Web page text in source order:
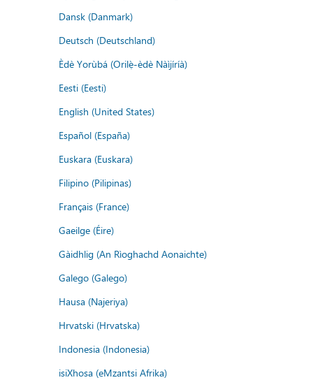
Dansk (Danmark)
Deutsch (Deutschland)
Èdè Yorùbá (Orilẹ̀-èdè Nàìjíríà)
Eesti (Eesti)
English (United States)
Español (España)
Euskara (Euskara)
Filipino (Pilipinas)
Français (France)
Gaeilge (Éire)
Gàidhlig (An Rìoghachd Aonaichte)
Galego (Galego)
Hausa (Najeriya)
Hrvatski (Hrvatska)
Indonesia (Indonesia)
isiXhosa (eMzantsi Afrika)